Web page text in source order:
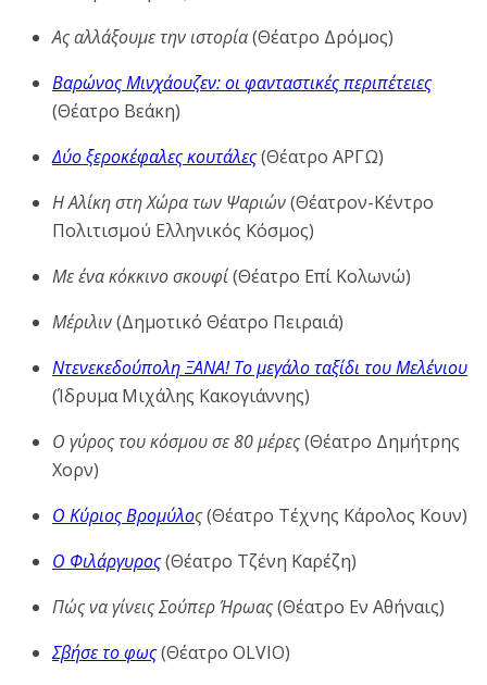
Ας αλλάξουμε την ιστορία(Θέατρο Δρόμος)
Βαρώνος Μινχάουζεν: οι φανταστικές περιπέτειες
(Θέατρο Βεάκη)
Δύο ξεροκέφαλες κουτάλες(Θέατρο ΑΡΓΩ)
Η Αλίκη στη Χώρα των Ψαριών(Θέατρον-Κέντρο
Πολιτισμού Ελληνικός Κόσμος)
Με ένα κόκκινο σκουφί(Θέατρο Επί Κολωνώ)
Μέριλιν(Δημοτικό Θέατρο Πειραιά)
Ντενεκεδούπολη ΞΑΝΑ! Το μεγάλο ταξίδι του Μελένιου
(Ίδρυμα Μιχάλης Κακογιάννης)
Ο γύρος του κόσμου σε 80 μέρες(Θέατρο Δημήτρης
Χορν)
Ο Κύριος Βρομύλος(Θέατρο Τέχνης Κάρολος Κουν)
Ο Φιλάργυρος(Θέατρο Τζένη Καρέζη)
Πώς να γίνεις Σούπερ Ήρωας(Θέατρο Εν Αθήναις)
Σβήσε το φως(Θέατρο OLVIO)